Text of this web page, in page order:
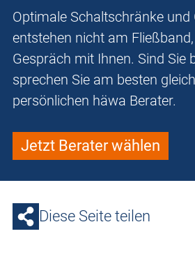
Optimale Schaltschränke und
entstehen nicht am
Gespräch mit Ihnen. Sind Sie
sprechen Sie am besten
persönlichen häwa Berater.
Jetzt Berater wählen
Diese Seite teilen